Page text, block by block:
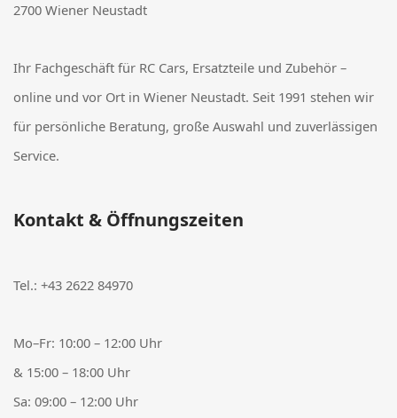
2700 Wiener Neustadt
Ihr Fachgeschäft für RC Cars, Ersatzteile und Zubehör –
online und vor Ort in Wiener Neustadt. Seit 1991 stehen wir
für persönliche Beratung, große Auswahl und zuverlässigen
Service.
Kontakt & Öffnungszeiten
Tel.: +43 2622 84970
Mo–Fr: 10:00 – 12:00 Uhr
& 15:00 – 18:00 Uhr
Sa: 09:00 – 12:00 Uhr